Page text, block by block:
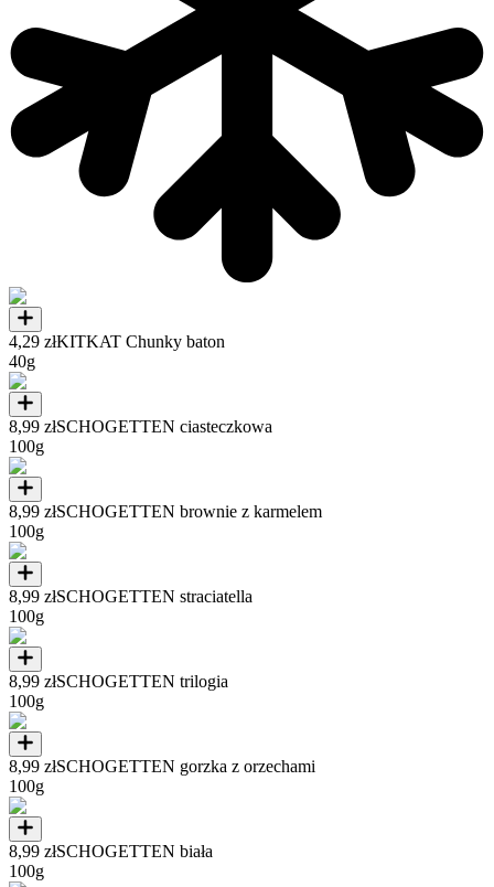
4,29 złKITKAT Chunky baton
40g
8,99 złSCHOGETTEN ciasteczkowa
100g
8,99 złSCHOGETTEN brownie z karmelem
100g
8,99 złSCHOGETTEN straciatella
100g
8,99 złSCHOGETTEN trilogia
100g
8,99 złSCHOGETTEN gorzka z orzechami
100g
8,99 złSCHOGETTEN biała
100g